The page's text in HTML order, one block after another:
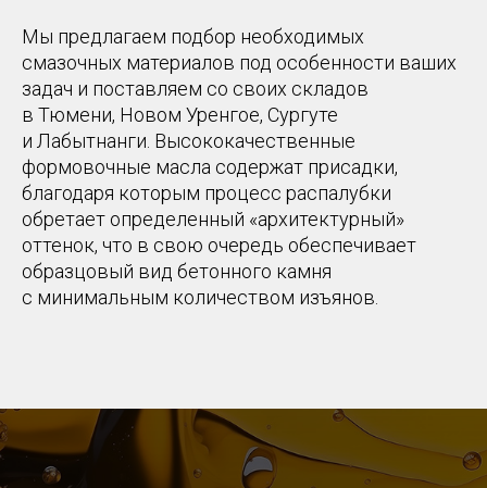
Мы предлагаем подбор необходимых
смазочных материалов под особенности ваших
задач и поставляем со своих складов
в Тюмени, Новом Уренгое, Сургуте
и Лабытнанги . Высококачественные
формовочные масла содержат присадки,
благодаря которым процесс распалубки
обретает определенный «архитектурный»
оттенок, что в свою очередь обеспечивает
образцовый вид бетонного камня
с минимальным количеством изъянов.